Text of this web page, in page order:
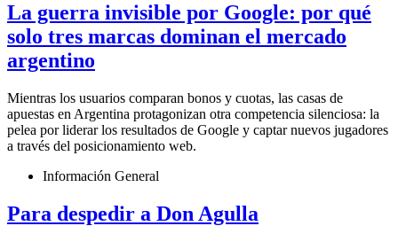
La guerra invisible por Google: por qué
solo tres marcas dominan el mercado
argentino
Mientras los usuarios comparan bonos y cuotas, las casas de
apuestas en Argentina protagonizan otra competencia silenciosa: la
pelea por liderar los resultados de Google y captar nuevos jugadores
a través del posicionamiento web.
Información General
Para despedir a Don Agulla